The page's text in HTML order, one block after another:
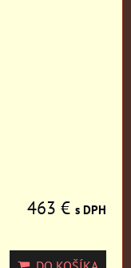
463 € s DPH